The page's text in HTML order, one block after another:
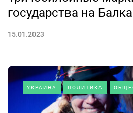
государства на
15.01.2023
УКРАИНА ПОЛИТИКА